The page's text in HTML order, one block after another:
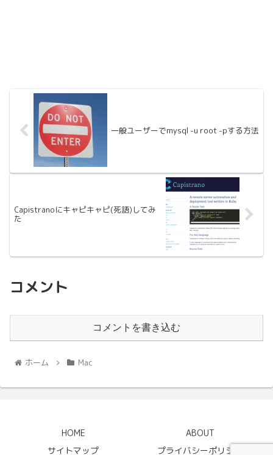
一般ユーザーでmysql -u root -pする方法
Capistranoにキャピキャピ(死語)してみ
た
コメント
コメントを書き込む
ホーム Mac
HOME
ABOUT
サイトマップ
プライバシーポリシー